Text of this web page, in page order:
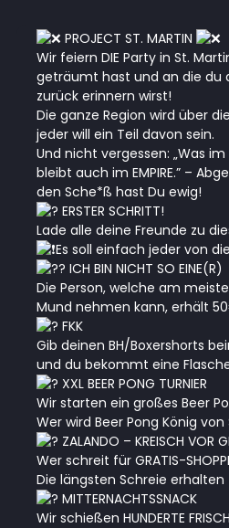
PROJECT ST. MARTIN
Wir feiern DIE Party in St.
geträumt hast und an die du
zurück erinnern wirst!
Die ganze Region wird über
jeder will ein Teil davon sein.
Und nicht vergessen: „Was im
bleibt auch im EMPIRE.” –
den Sche*ß hast Du ewig!
ERSTER SCHRITT!
Lade alle deine Freunde zu
Es soll einfach jeder von
ICH BIN NICHT SO EINE(R)
Die Person, welche am
Mund nehmen kann, erhält
FKK
Gib deinen BH/Boxershorts
und du bekommt eine
XXL BEER PONG TURNIER
Wir starten ein großes Beer
Wer wird Beer Pong König von
ZALANDO – KREISCH VOR
Wer schreit für GRATIS-
Die längsten Schreie erhalten
MITTERNACHTSSNACK
Wir schießen HUNDERTE